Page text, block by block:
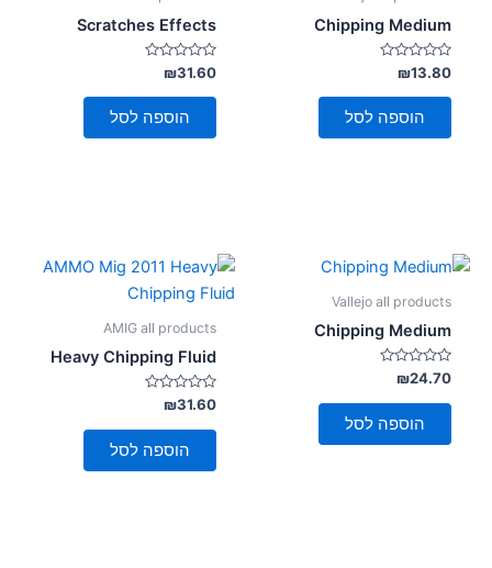
font_download סמן קישורים
לאפס
האפשרויות
Chipping Medium
דורג
0
מתוך
₪13.80
הוספה לסל
Scratches Effects
דורג
0
מתוך
₪31.60
הוספה לסל
Vallejo all products
Chipping Medium
דורג
0
מתוך
₪24.70
הוספה לסל
AMIG all products
Heavy Chipping Fluid
דורג
0
מתוך
₪31.60
הוספה לסל